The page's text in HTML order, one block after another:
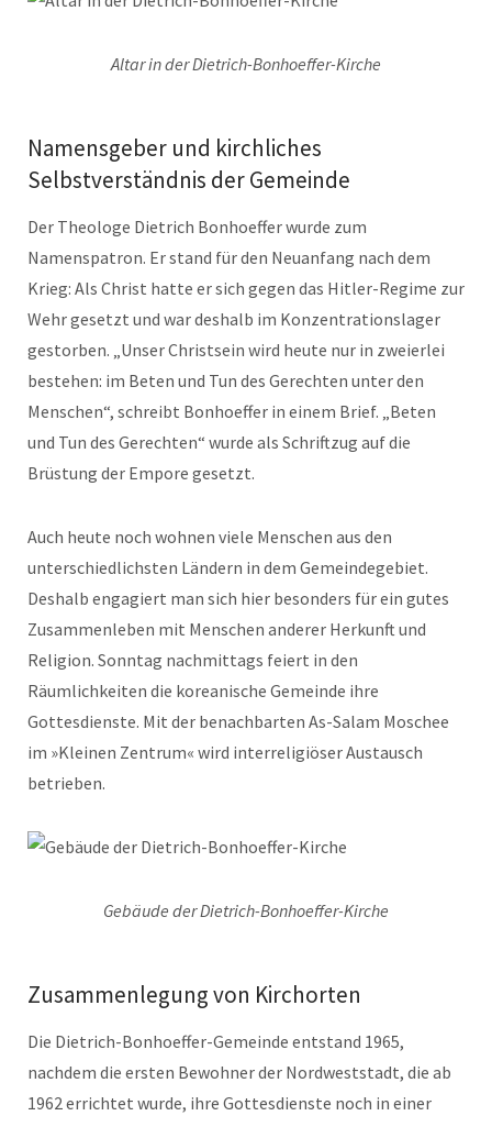
Altar in der Dietrich-Bonhoeffer-Kirche
Namensgeber und kirchliches
Selbstverständnis der Gemeinde
Der Theologe Dietrich Bonhoeffer wurde zum
Namenspatron. Er stand für den Neuanfang nach dem
Krieg: Als Christ hatte er sich gegen das Hitler-Regime zur
Wehr gesetzt und war deshalb im Konzentrationslager
gestorben. „Unser Christsein wird heute nur in zweierlei
bestehen: im Beten und Tun des Gerechten unter den
Menschen“, schreibt Bonhoeffer in einem Brief. „Beten
und Tun des Gerechten“ wurde als Schriftzug auf die
Brüstung der Empore gesetzt.
Auch heute noch wohnen viele Menschen aus den
unterschiedlichsten Ländern in dem Gemeindegebiet.
Deshalb engagiert man sich hier besonders für ein gutes
Zusammenleben mit Menschen anderer Herkunft und
Religion. Sonntag nachmittags feiert in den
Räumlichkeiten die koreanische Gemeinde ihre
Gottesdienste. Mit der benachbarten As-Salam Moschee
im »Kleinen Zentrum« wird interreligiöser Austausch
betrieben.
Gebäude der Dietrich-Bonhoeffer-Kirche
Zusammenlegung von Kirchorten
Die Dietrich-Bonhoeffer-Gemeinde entstand 1965,
nachdem die ersten Bewohner der Nordweststadt, die ab
1962 errichtet wurde, ihre Gottesdienste noch in einer